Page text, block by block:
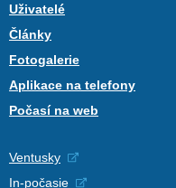
Uživatelé
Články
Fotogalerie
Aplikace na telefony
Počasí na web
Ventusky
In-počasie